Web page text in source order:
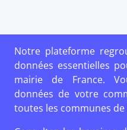
Notre plateforme
données essentielles
mairie de France.
données de votre
toutes les communes de